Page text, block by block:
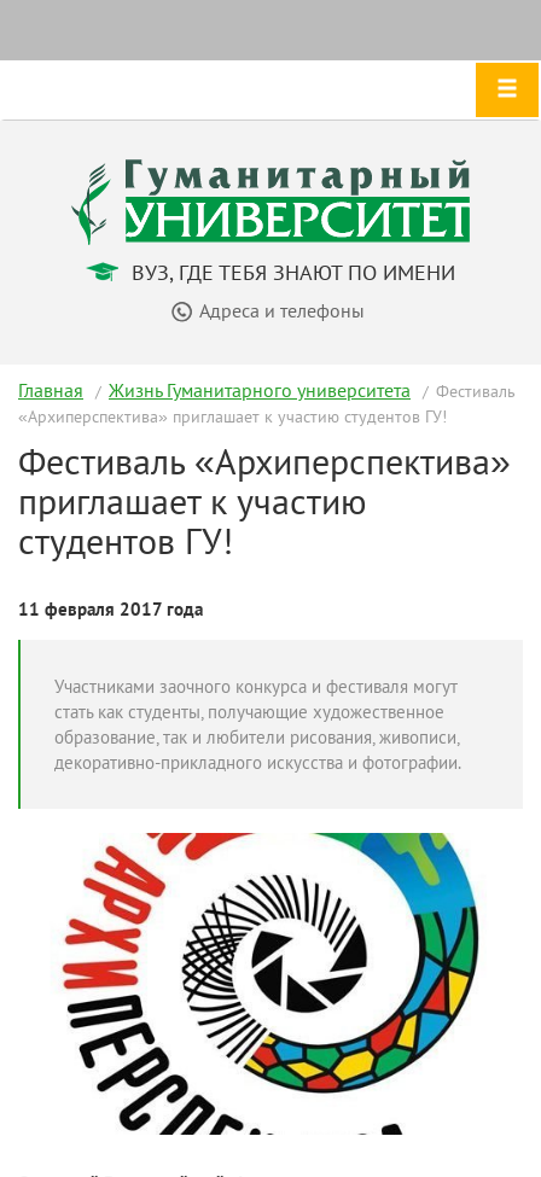
ВУЗ, ГДЕ ТЕБЯ ЗНАЮТ ПО ИМЕНИ
Адреса и телефоны
Главная Жизнь Гуманитарного университета
Фестиваль
«Архиперспектива» приглашает к участию студентов ГУ!
Фестиваль «Архиперспектива»
приглашает к участию
студентов ГУ!
11 февраля 2017 года
Участниками заочного конкурса и фестиваля могут
стать как студенты, получающие художественное
образование, так и любители рисования, живописи,
декоративно-прикладного искусства и фотографии.